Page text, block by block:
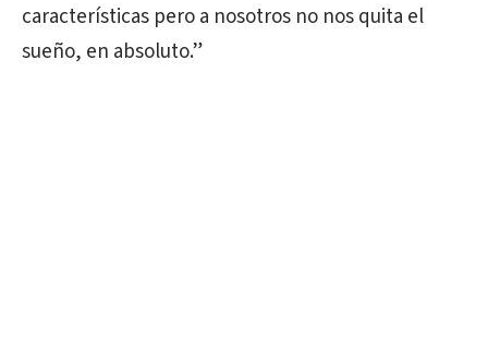
características pero a nosotros no nos quita el
sueño, en absoluto.”